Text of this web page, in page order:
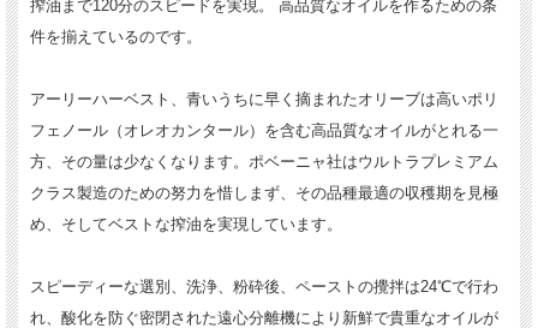
搾油まで120分のスピードを実現。 高品質なオイルを作るための条
件を揃えているのです。
アーリーハーベスト、青いうちに早く摘まれたオリーブは高いポリ
フェノール（オレオカンタール）を含む高品質なオイルがとれる一
方、その量は少なくなります。ポベーニャ社はウルトラプレミアム
クラス製造のための努力を惜しまず、その品種最適の収穫期を見極
め、そしてベストな搾油を実現しています。
スピーディーな選別、洗浄、粉砕後、ペーストの攪拌は24℃で行わ
れ、酸化を防ぐ密閉された遠心分離機により新鮮で貴重なオイルが